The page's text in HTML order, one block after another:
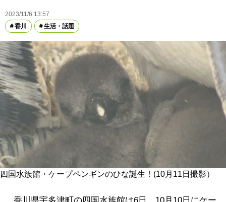
2023/11/6 13:57
香川
生活・話題
四国水族館・ケープペンギンのひな誕生！(10月11日撮影）
香川県宇多津町の四国水族館は6日、10月10日にケー